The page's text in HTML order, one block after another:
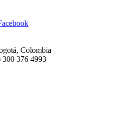
Colombia |
300 376 4993